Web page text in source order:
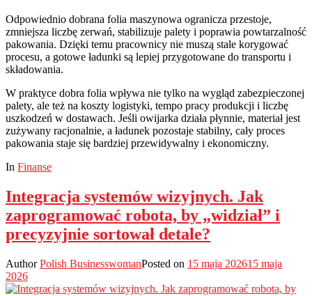
Odpowiednio dobrana folia maszynowa ogranicza przestoje,
zmniejsza liczbę zerwań, stabilizuje palety i poprawia powtarzalność
pakowania. Dzięki temu pracownicy nie muszą stale korygować
procesu, a gotowe ładunki są lepiej przygotowane do transportu i
składowania.
W praktyce dobra folia wpływa nie tylko na wygląd zabezpieczonej
palety, ale też na koszty logistyki, tempo pracy produkcji i liczbę
uszkodzeń w dostawach. Jeśli owijarka działa płynnie, materiał jest
zużywany racjonalnie, a ładunek pozostaje stabilny, cały proces
pakowania staje się bardziej przewidywalny i ekonomiczny.
In Finanse
Integracja systemów wizyjnych. Jak
zaprogramować robota, by „widział” i
precyzyjnie sortował detale?
AuthorPolish BusinesswomanPosted on 15 maja 202615 maja
2026